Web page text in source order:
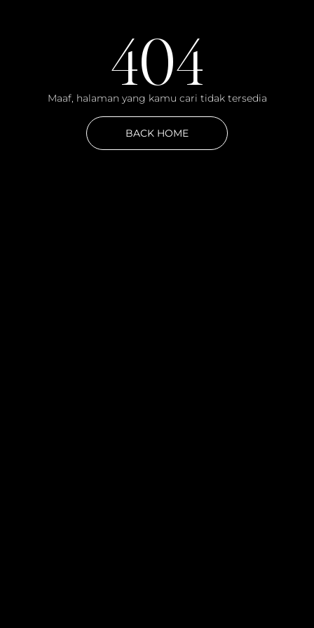
404
Maaf, halaman yang kamu cari tidak tersedia
BACK HOME